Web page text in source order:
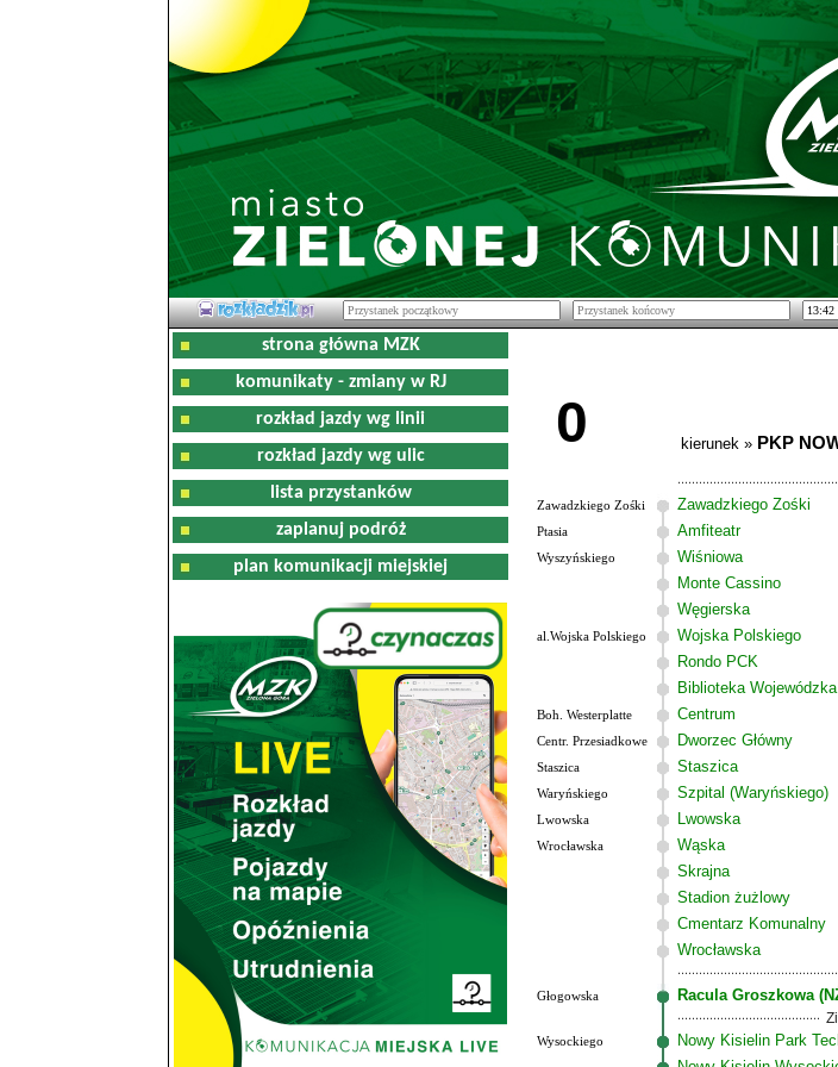
strona główna MZK
komunikaty - zmiany w RJ
rozkład jazdy wg linii
rozkład jazdy wg ulic
lista przystanków
zaplanuj podróż
plan komunikacji miejskiej
0 kierunek » PKP
Zawadzkiego Zośki Zawadzkiego Zośki
Ptasia Amfiteatr
Wyszyńskiego Wiśniowa
Monte Cassino
Węgierska
al.Wojska Polskiego Wojska Polskiego
Rondo PCK
Biblioteka Wojewódzka
Boh. Westerplatte Centrum
Centr. Przesiadkowe Dworzec Główny
Staszica Staszica
Waryńskiego Szpital (Waryńskiego)
Lwowska Lwowska
Wrocławska Wąska
Skrajna
Stadion żużlowy
Cmentarz Komunalny
Wrocławska
Głogowska Racula Groszkowa
Wysockiego Nowy Kisielin Park